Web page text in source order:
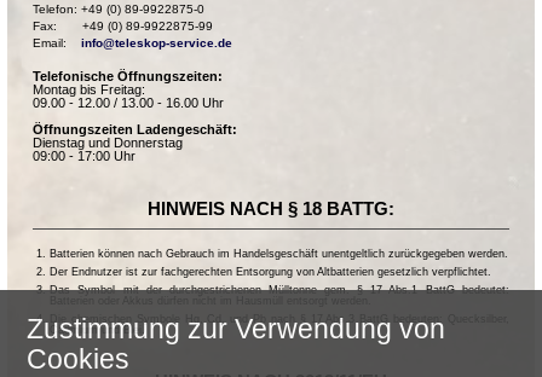
Telefon: +49 (0) 89-9922875-0
Fax:       +49 (0) 89-9922875-99
Email: info@teleskop-service.de
Telefonische Öffnungszeiten:
Montag bis Freitag:
09.00 - 12.00 / 13.00 - 16.00 Uhr
Öffnungszeiten Ladengeschäft:
Dienstag und Donnerstag
09:00 - 17:00 Uhr
HINWEIS NACH § 18 BATTG:
Batterien können nach Gebrauch im Handelsgeschäft unentgeltlich zurückgegeben werden.
Der Endnutzer ist zur fachgerechten Entsorgung von Altbatterien gesetzlich verpflichtet.
Das Symbol mit der durchgestrichenen Mülltonne gem. § 17 Abs.1 BattG bedeutet:
Die chemischen Symbole Hg, Cd, und Pb nach § 17 Abs.3 BattG bedeuten: Quecksilber,
Cadmium und Blei.
Zustimmung zur Verwendung von
Cookies